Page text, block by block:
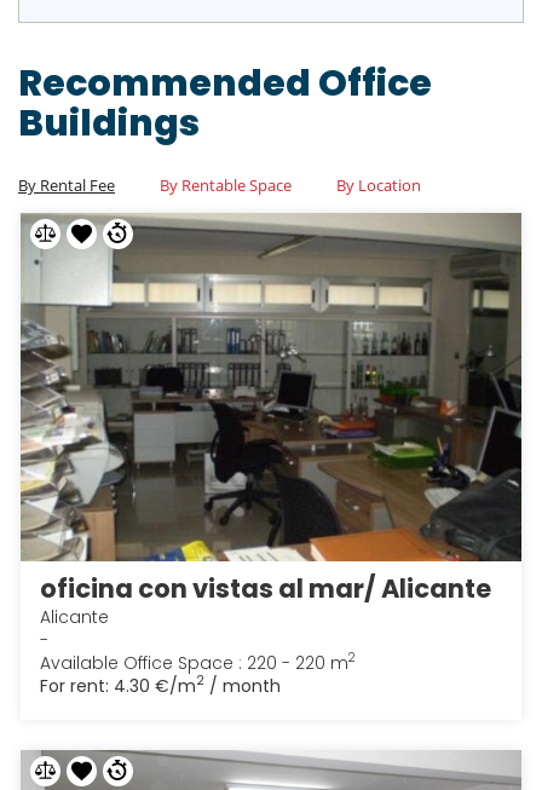
Recommended Office
Buildings
By Rental Fee By Rentable Space By Location
oficina con vistas al mar/ Alicante
Alicante
-
Available Office Space : 220 - 220 m2
For rent: 4.30 €/m2 / month